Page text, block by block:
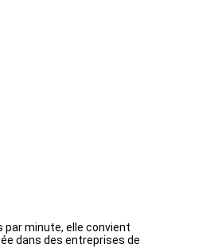
minute, elle convient
dans des entreprises de